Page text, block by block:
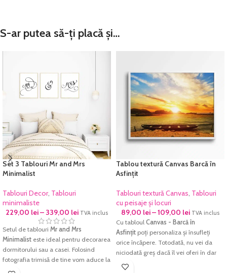
S-ar putea să-ți placă și…
Set 3 Tablouri Mr and Mrs
Minimalist
Tablouri Decor, Tablouri
minimaliste
229,00 lei– 339,00 lei TVA inclus
Setul de tablouri Mr and Mrs
Minimalist este ideal pentru decorarea
dormitorului sau a casei. Folosind
fotografia trimisă de tine vom aduce la
viață cele mai frumoase amintiri
Tablou textură Canvas Barcă în
Asfințit
Tablouri textură Canvas, Tablouri
cu peisaje și locuri
89,00 lei–109,00 lei TVA inclus
Cu tabloul Canvas - Barcă în
Asfințit poți personaliza și însufleți
orice încăpere. Totodată, nu vei da
niciodată greș dacă îl vei oferi în dar
unei persoane dragi.